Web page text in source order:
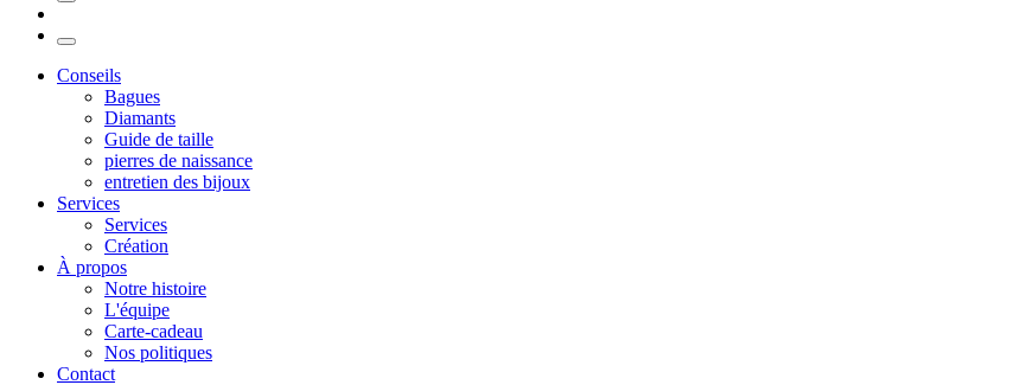
Conseils
Bagues
Diamants
Guide de taille
pierres de naissance
entretien des bijoux
Services
Services
Création
À propos
Notre histoire
L'équipe
Carte-cadeau
Nos politiques
Contact